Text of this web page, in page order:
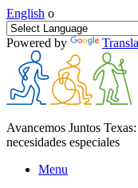
English o
Powered by
Avancemos Juntos
necesidades especiales
Menu